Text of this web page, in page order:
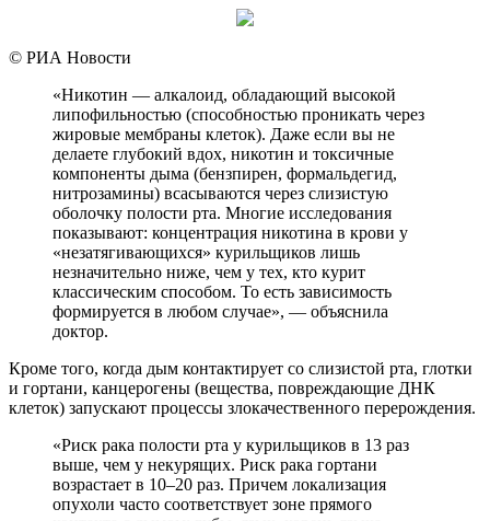
© РИА Новости
«Никотин — алкалоид, обладающий высокой
липофильностью (способностью проникать через
жировые мембраны клеток). Даже если вы не
делаете глубокий вдох, никотин и токсичные
компоненты дыма (бензпирен, формальдегид,
нитрозамины) всасываются через слизистую
оболочку полости рта. Многие исследования
показывают: концентрация никотина в крови у
«незатягивающихся» курильщиков лишь
незначительно ниже, чем у тех, кто курит
классическим способом. То есть зависимость
формируется в любом случае», — объяснила
доктор.
Кроме того, когда дым контактирует со слизистой рта, глотки
и гортани, канцерогены (вещества, повреждающие ДНК
клеток) запускают процессы злокачественного перерождения.
«Риск рака полости рта у курильщиков в 13 раз
выше, чем у некурящих. Риск рака гортани
возрастает в 10–20 раз. Причем локализация
опухоли часто соответствует зоне прямого